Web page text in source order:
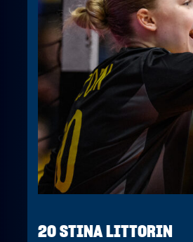
20 STINA LITTORIN